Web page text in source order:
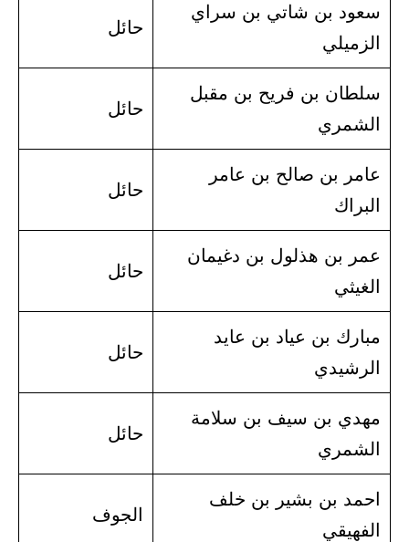
سعود بن شاتي بن سراي
الزميلي
حائل
سلطان بن فريح بن مقبل
الشمري
حائل
عامر بن صالح بن عامر
البراك
حائل
عمر بن هذلول بن دغيمان
الغيثي
حائل
مبارك بن عياد بن عايد
الرشيدي
حائل
مهدي بن سيف بن سلامة
الشمري
حائل
احمد بن بشير بن خلف
الفهيقي
الجوف